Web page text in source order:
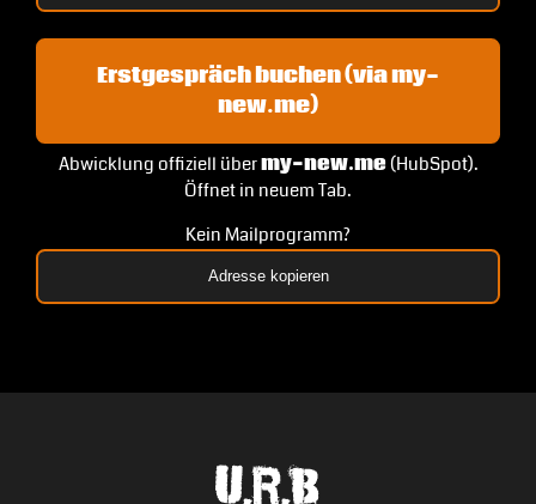
Erstgespräch buchen (via my-
new.me)
Abwicklung offiziell übermy-new.me(HubSpot).
Öffnet in neuem Tab.
Kein Mailprogramm?
Adresse kopieren